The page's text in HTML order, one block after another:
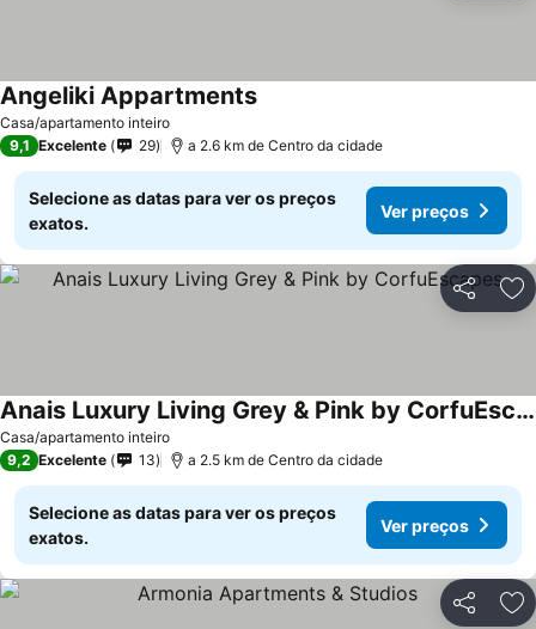
Casa/apartamento inteiro
Angeliki Appartments
9,1 Excelente 29 a 2.6 km de Centro da cidade
Selecione as datas para ver os preços
exatos.
Ver preços
Partilhar
Casa/apartamento inteiro
Anais Luxury Living Grey & Pink by CorfuEscapes
9,2 Excelente 13 a 2.5 km de Centro da cidade
Selecione as datas para ver os preços
exatos.
Ver preços
Partilhar